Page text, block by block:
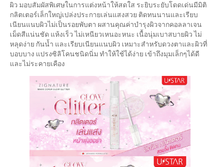
ผิว มอบสัมผัสพิเศษในการแต่งหน้าให้สดใส ระยิบระยับโดดเด่นมีมิติ
กลิตเตอร์เล็กใหญ่เปล่งประกายเล่นแสงสวย ติดทนนานและเรียบ
เนียนแนบผิวไม่เป็นรอยพับตา ผสานคุณค่าบำรุงผิวจากคอลลาเจน
เม็ดสีแน่นชัด แห้งเร็ว ไม่เหนียวเหนอะหนะ เนื้อนุ่มเบาสบายผิว ไม่
หลุดง่าย กันน้ำ และเรียบเนียนแนบผิว เหมาะสำหรับดวงตาและผิวที่
บอบบาง แปรงซิลิโคนชนิดนิ่ม ทำให้ใช้ได้ง่าย เข้าถึงมุมเล็กๆได้ดี
และไม่ระคายเคือง